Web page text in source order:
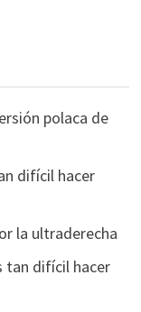
polaca de
difícil hacer
la ultraderecha
tan difícil hacer